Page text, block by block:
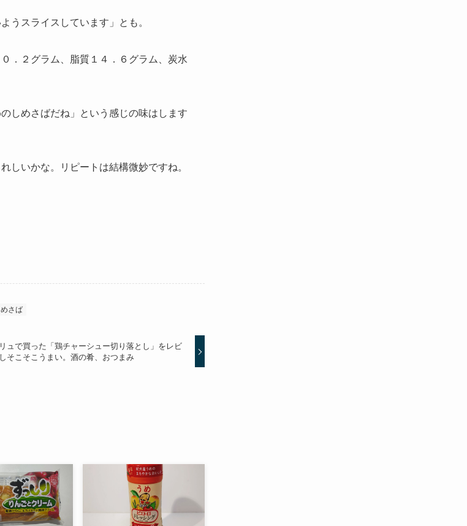
うスライスしています」とも。
．２グラム、脂質１４．６グラム、炭水
しめさばだね」という感じの味はします
しいかな。リピートは結構微妙ですね。
さば
ュで買った「鶏チャーシュー切り落とし」をレビ
そこそこうまい。酒の肴、おつまみ